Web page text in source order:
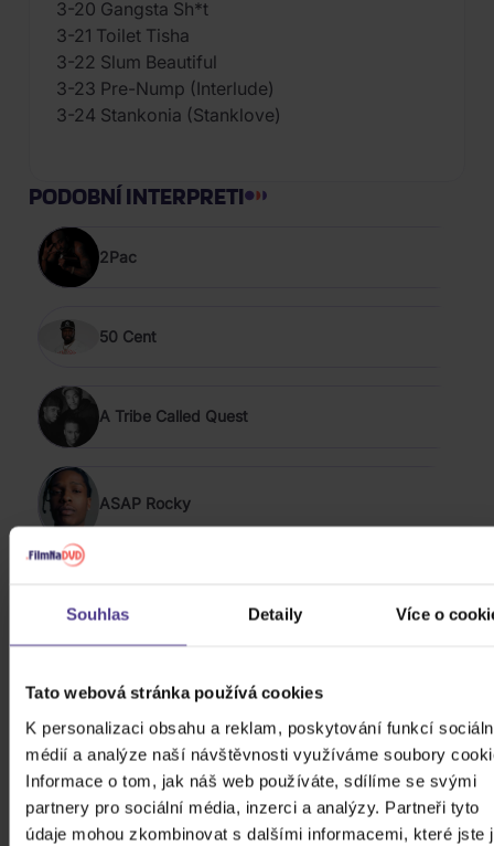
Souhlas Detaily Více o
Tato webová stránka používá cookies
K personalizaci obsahu a reklam, poskytování funkcí
médií a analýze naší návštěvnosti využíváme soubory
Informace o tom, jak náš web používáte, sdílíme se svými
partnery pro sociální média, inzerci a analýzy. Partneři tyto
údaje mohou zkombinovat s dalšími informacemi, které jste
3-20 Gangsta Sh*t
3-21 Toilet Tisha
3-22 Slum Beautiful
3-23 Pre-Nump (Interlude)
3-24 Stankonia (Stanklove)
PODOBNÍ INTERPRETI
2Pac
50 Cent
A Tribe Called Quest
ASAP Rocky
Alessia Cara
ZOBRAZIT VŠECHNY
HIP HOP 2007 - 2017
Various: Ultimate... 90s